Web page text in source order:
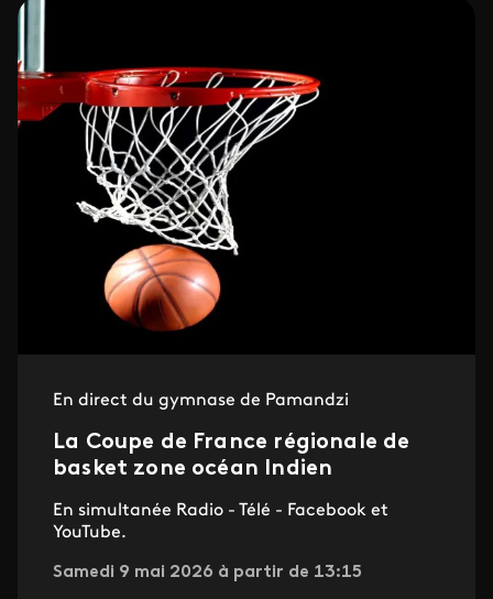
En direct du gymnase de Pamandzi
La Coupe de France régionale de
basket zone océan Indien
En simultanée Radio - Télé - Facebook et
YouTube.
Samedi 9 mai 2026 à partir de 13:15